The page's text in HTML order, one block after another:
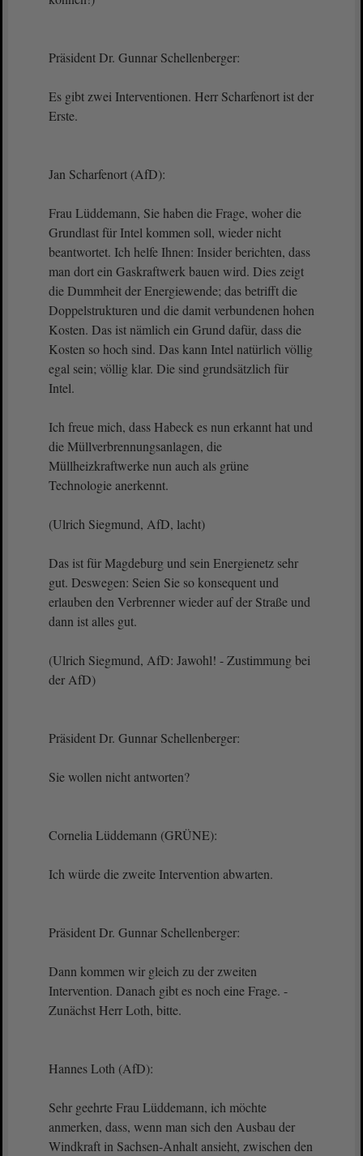
Präsident Dr. Gunnar Schellenberger:
Es gibt zwei Interventionen. Herr Scharfenort ist der
Erste.
Jan Scharfenort (AfD):
Frau Lüddemann, Sie haben die Frage, woher die
Grundlast für Intel kommen soll, wieder nicht
beantwortet. Ich helfe Ihnen: Insider berichten, dass
man dort ein Gaskraftwerk bauen wird. Dies zeigt
die Dummheit der Energiewende; das betrifft die
Doppelstrukturen und die damit verbundenen hohen
Kosten. Das ist nämlich ein Grund dafür, dass die
Kosten so hoch sind. Das kann Intel natürlich völlig
egal sein; völlig klar. Die sind grundsätzlich für
Intel.
Ich freue mich, dass Habeck es nun erkannt hat und
die Müllverbrennungsanlagen, die
Müllheizkraftwerke nun auch als grüne
Technologie anerkennt.
(Ulrich Siegmund, AfD, lacht)
Das ist für Magdeburg und sein Energienetz sehr
gut. Deswegen: Seien Sie so konsequent und
erlauben den Verbrenner wieder auf der Straße und
dann ist alles gut.
(Ulrich Siegmund, AfD: Jawohl! - Zustimmung bei
der AfD)
Präsident Dr. Gunnar Schellenberger:
Sie wollen nicht antworten?
Cornelia Lüddemann (GRÜNE):
Ich würde die zweite Intervention abwarten.
Präsident Dr. Gunnar Schellenberger:
Dann kommen wir gleich zu der zweiten
Intervention. Danach gibt es noch eine Frage. -
Zunächst Herr Loth, bitte.
Hannes Loth (AfD):
Sehr geehrte Frau Lüddemann, ich möchte
anmerken, dass, wenn man sich den Ausbau der
Windkraft in Sachsen-Anhalt ansieht, zwischen den